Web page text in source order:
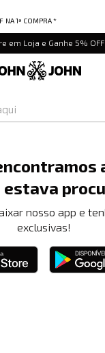
NA 1ª COMPRA *
em Loja e Ganhe 5% OFF
estava
nosso app e
exclusivas!